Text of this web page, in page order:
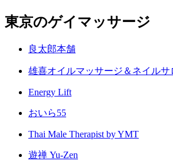
東京のゲイマッサージ
良太郎本舗
雄喜オイルマッサージ＆ネイルサ
Energy Lift
おいら55
Thai Male Therapist by YMT
遊禅 Yu-Zen